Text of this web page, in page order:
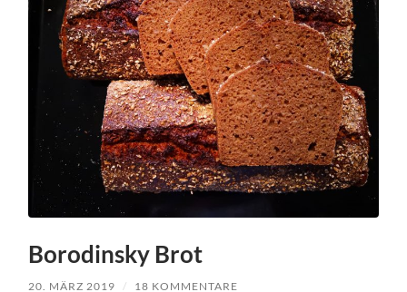
Borodinsky Brot
20. MÄRZ 2019 / 18 KOMMENTARE